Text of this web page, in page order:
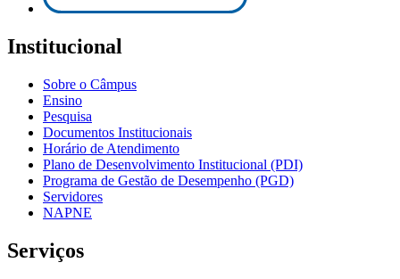
Institucional
Sobre o Câmpus
Ensino
Pesquisa
Documentos Institucionais
Horário de Atendimento
Plano de Desenvolvimento Institucional (PDI)
Programa de Gestão de Desempenho (PGD)
Servidores
NAPNE
Serviços